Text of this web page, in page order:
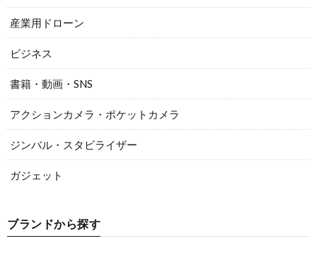
産業用ドローン
ビジネス
書籍・動画・SNS
アクションカメラ・ポケットカメラ
ジンバル・スタビライザー
ガジェット
ブランドから探す